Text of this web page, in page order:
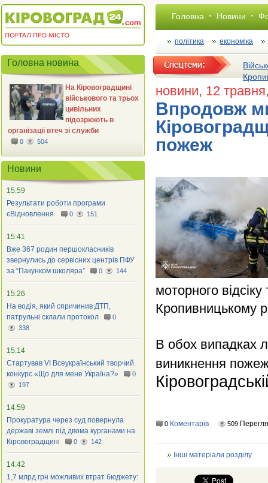
Головна Новини
політика економіка
новини, 12
Впродовж
пожеж
моторного
Кропивницькому
В обох випадках
виникнення
0 Коментарів 509
Інші матеріали розділу
Головна новина
На Кіровоградщині
військового та трьох
цивільних
підозрюють в
організації втеч зі служби
0 504
Новини
15:59
Результати роботи програми
єВідновлення
0 151
15:41
Вже 367 родин першокласників
звернулись до сервісних центрів ПФУ
за “Пакунком школяраˮ
0 144
15:26
На водія, який спричинив ДТП,
патрульні склали протокол
0
338
15:14
Стартував VI Всеукраїнський творчий
конкурс «Що для мене Україна?»
0
197
14:59
Прокуратура через суд повернула
державі землі під двома курганами на
Кіровоградщині
0 142
14:42
1,7 млрд грн можливих втрат бюджету: